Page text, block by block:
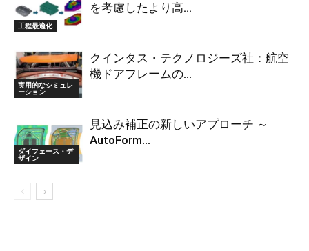
工程最適化
を考慮したより高...
実用的なシミュレ
ーション
クインタス・テクノロジーズ社：航空
機ドアフレームの...
ダイフェース・デ
ザイン
見込み補正の新しいアプローチ ～
AutoForm...